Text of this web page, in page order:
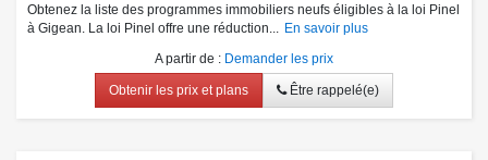
Obtenez la liste des programmes immobiliers neufs éligibles à la loi Pinel
à Gigean. La loi Pinel offre une réduction...
En savoir plus
A partir de : Demander les prix
Obtenir les prix et plans Être rappelé(e)